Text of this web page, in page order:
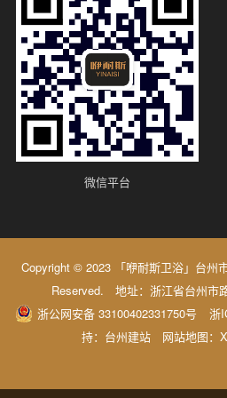
微信平台
Copyright © 2023 「咿耐斯卫浴」台州
Reserved. 地址：浙江省台州市
浙公网安备 33100402331750号
浙
持： 台州建站网站地图：